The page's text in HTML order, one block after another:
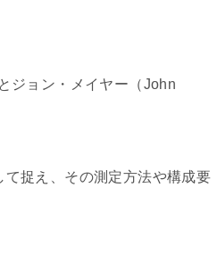
ジョン・メイヤー（John
捉え、その測定方法や構成要